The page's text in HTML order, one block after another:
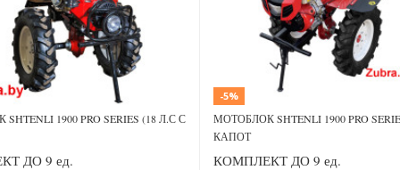
1900 PRO SERIES (18 Л.С С
ДО 9 ед.
-5%
МОТОБЛОК SHTENLI 1900 PRO
КАПОТ
КОМПЛЕКТ ДО 9 ед.